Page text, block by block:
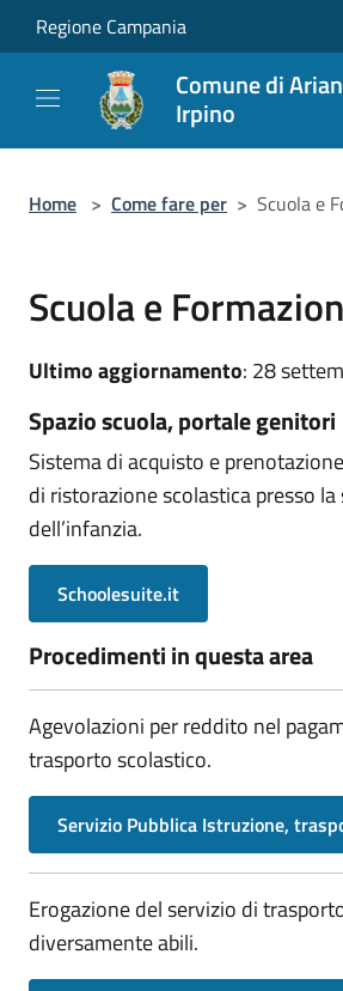
Salta al contenuto principale
Regione Campania
Comune di
Irpino
Home > Come fare per > Scuola e
Scuola e
Ultimo aggiornamento: 28
Spazio scuola, portale genitori
Sistema di acquisto e
di ristorazione scolastica presso la
dell’infanzia.
Schoolesuite.it
Procedimenti in questa area
Agevolazioni per reddito nel
trasporto scolastico.
Servizio Pubblica Istruzione,
Erogazione del servizio di
diversamente abili.